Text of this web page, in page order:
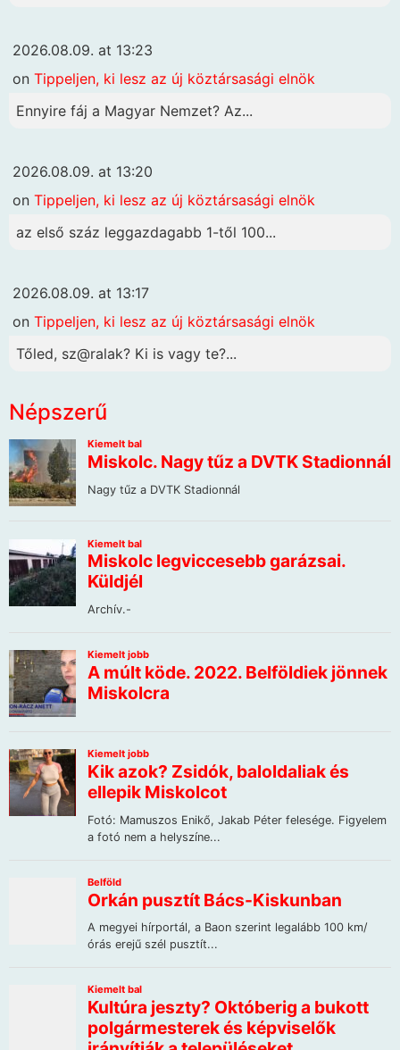
2026.08.09. at 13:23
on Tippeljen, ki lesz az új köztársasági elnök
Ennyire fáj a Magyar Nemzet? Az...
2026.08.09. at 13:20
on Tippeljen, ki lesz az új köztársasági elnök
az első száz leggazdagabb 1-től 100...
2026.08.09. at 13:17
on Tippeljen, ki lesz az új köztársasági elnök
Tőled, sz@ralak? Ki is vagy te?...
Népszerű